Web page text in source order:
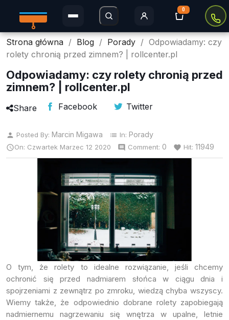
0
Rolety Dzień i Noc
Rolety w kasecie
Rolety zaciemniające
Rolety dachowe
Moskitiery
Próbki Darmowe
Strona główna Blog Porady
Odpowiadamy: czy
rolety chronią przed zimnem? | rollcenter.pl
Odpowiadamy: czy rolety chronią przed
zimnem? | rollcenter.pl
Share Facebook Twitter
person Posted By: Marcin Migawa list In: Porady
On: Czwartek Marzec 12 2020 comment Comment: 0 favorite Hit: 11949
O tym, że rolety to idealne rozwiązanie, jeśli chcemy
ochronić się przed nadmiarem słońca w ciągu dnia i
spojrzeniami z zewnątrz po zmroku, wiedzą chyba wszyscy.
Wiemy także, że odpowiednio dobrane rolety zapobiegają
nadmiernemu nagrzewaniu się wnętrza w upalne, letnie